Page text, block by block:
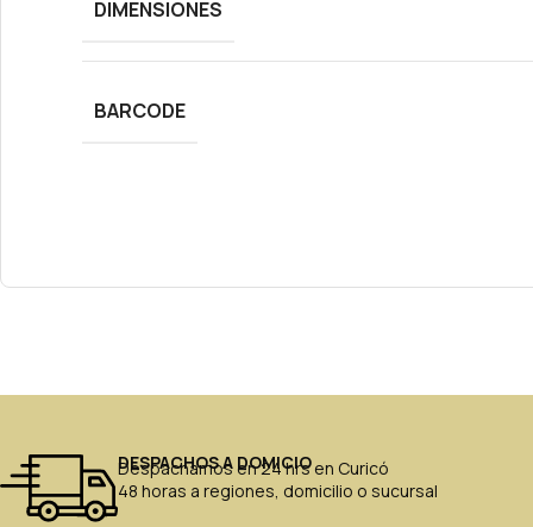
DIMENSIONES
BARCODE
DESPACHOS A DOMICIO
Despachamos en 24 hrs en Curicó
48 horas a regiones, domicilio o sucursal